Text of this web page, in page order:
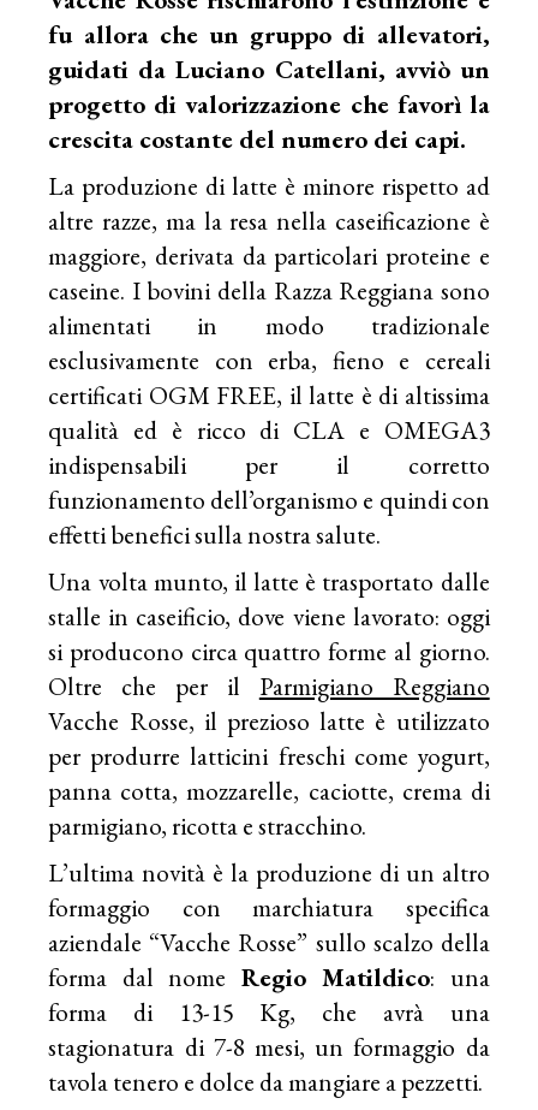
fu allora che un gruppo di allevatori,
guidati da Luciano Catellani, avviò un
progetto di valorizzazione che favorì la
crescita costante del numero dei capi.
La produzione di latte è minore rispetto ad
altre razze, ma la resa nella caseificazione è
maggiore, derivata da particolari proteine e
caseine. I bovini della Razza Reggiana sono
alimentati in modo tradizionale
esclusivamente con erba, fieno e cereali
certificati OGM FREE, il latte è di altissima
qualità ed è ricco di CLA e OMEGA3
indispensabili per il corretto
funzionamento dell’organismo e quindi con
effetti benefici sulla nostra salute.
Una volta munto, il latte è trasportato dalle
stalle in caseificio, dove viene lavorato: oggi
si producono circa quattro forme al giorno.
Oltre che per il Parmigiano Reggiano
Vacche Rosse, il prezioso latte è utilizzato
per produrre latticini freschi come yogurt,
panna cotta, mozzarelle, caciotte, crema di
parmigiano, ricotta e stracchino.
L’ultima novità è la produzione di un altro
formaggio con marchiatura specifica
aziendale “Vacche Rosse” sullo scalzo della
forma dal nome Regio Matildico: una
forma di 13-15 Kg, che avrà una
stagionatura di 7-8 mesi, un formaggio da
tavola tenero e dolce da mangiare a pezzetti.